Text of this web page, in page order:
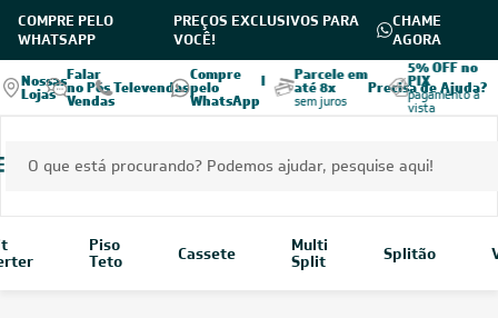
COMPRE PELO
WHATSAPP
PREÇOS EXCLUSIVOS PARA
VOCÊ!
CHAME
AGORA
Nossas
Lojas
Falar
no Pós
Vendas
Televendas
Compre
pelo
WhatsApp
Precisa de Ajuda?
Seja parceiro
Leveros
Entrega em
todo o Brasil
verifique as
modalidades
Parcele em
até 8x
sem juros
5% OFF no
PIX
pagamento à
vista
Piso
Teto
Cassete
Multi
Split
Splitão